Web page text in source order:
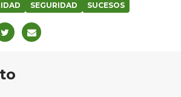
SEGURIDAD SUCESOS